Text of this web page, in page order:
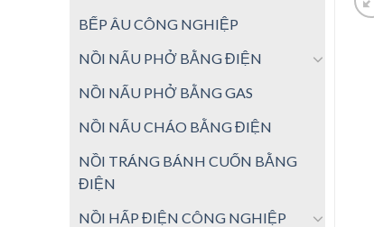
BẾP ÂU CÔNG NGHIỆP
NỒI NẤU PHỞ BẰNG ĐIỆN
NỒI NẤU PHỞ BẰNG GAS
NỒI NẤU CHÁO BẰNG ĐIỆN
NỒI TRÁNG BÁNH CUỐN BẰNG
ĐIỆN
NỒI HẤP ĐIỆN CÔNG NGHIỆP